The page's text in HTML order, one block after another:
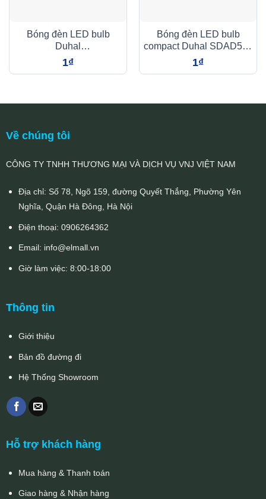
Bóng đèn LED bulb
Duhal
SBNL820/KBNL820 20W
1₫
Bóng đèn LED bulb
compact Duhal SDAD512
12W
1₫
Về chúng tôi
CÔNG TY TNHH THƯƠNG MẠI VÀ DỊCH VỤ VNJ VIỆT NAM
Địa chỉ: Số 78, Ngõ 159, đường Quyết Thắng, Phường Yên
Nghĩa, Quận Hà Đông, Hà Nội
Điện thoại: 0906264362
Email: info@elmall.vn
Giờ làm việc: 8:00-18:00
Thông tin
Giới thiệu
Bản đồ đường đi
Hệ Thống Showroom
Hỗ trợ khách hàng
Mua hàng & Thanh toán
Giao hàng & Nhận hàng